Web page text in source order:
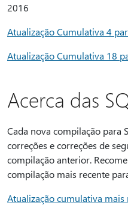
2016
Atualização Cumulativa 4
Atualização Cumulativa 18
Acerca das
Cada nova compilação para
correções e correções de
compilação anterior.
compilação mais recente
Atualização cumulativa